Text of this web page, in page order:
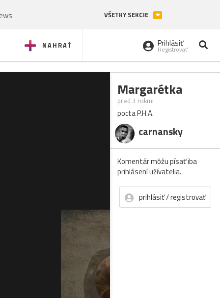
VŠETKY SEKCIE
NAHRAŤ Prihlásiť
Registrovať
Margarétka
pred 3 rokmi
pocta P.H.A.
carnansky
Komentár môžu písať iba
prihlásení užívatelia.
prihlásiť / registrovať